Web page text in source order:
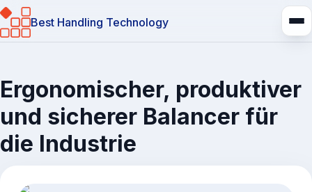
Best Handling Technology
Ergonomischer, produktiver
und sicherer Balancer für
die Industrie